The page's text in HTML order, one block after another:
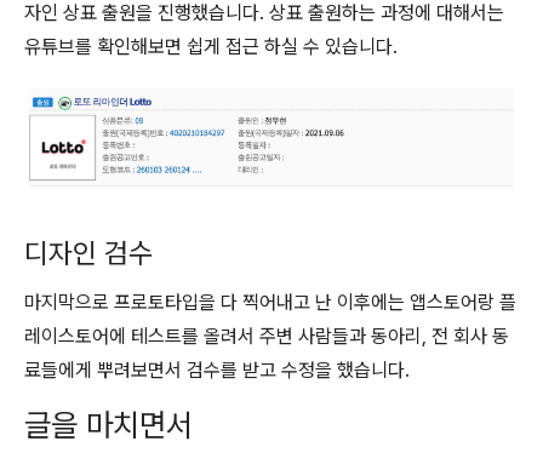
자인 상표 출원을 진행했습니다. 상표 출원하는 과정에 대해서는
유튜브를 확인해보면 쉽게 접근 하실 수 있습니다.
디자인 검수
마지막으로 프로토타입을 다 찍어내고 난 이후에는 앱스토어랑 플
레이스토어에 테스트를 올려서 주변 사람들과 동아리, 전 회사 동
료들에게 뿌려보면서 검수를 받고 수정을 했습니다.
글을 마치면서